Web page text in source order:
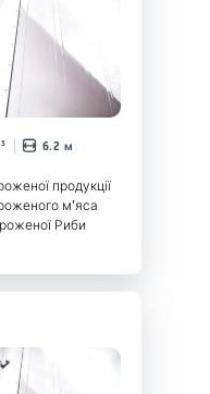
6.2 м
продукції
м’яса
Риби